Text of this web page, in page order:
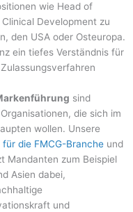
wie Head of
Development zu
den USA oder Osteuropa.
ein tiefes Verständnis für
sind
die sich im
wollen. Unsere
die FMCG-Branche und
Mandanten zum Beispiel
Asien dabei,
und